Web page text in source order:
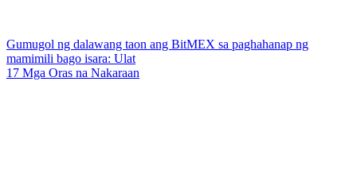
Gumugol ng dalawang taon ang BitMEX sa paghahanap ng
mamimili bago isara: Ulat
17 Mga Oras na Nakaraan